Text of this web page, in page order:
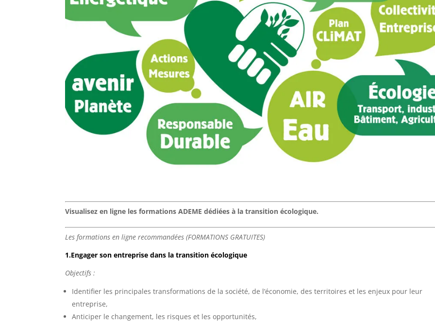
Visualisez en ligne les formations ADEME dédiées à la transition écologique.
Les formations en ligne recommandées (FORMATIONS GRATUITES)
1.Engager son entreprise dans la transition écologique
Objectifs :
Identifier les principales transformations de la société, de l’économie, des territoires et les enjeux pour leur
entreprise,
Anticiper le changement, les risques et les opportunités,